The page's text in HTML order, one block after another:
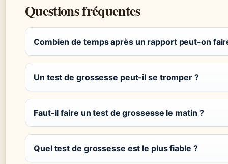
Questions fréquentes
Combien de temps après un rapport peut-on
Un test de grossesse peut-il se tromper ?
Faut-il faire un test de grossesse le matin ?
Quel test de grossesse est le plus fiable ?